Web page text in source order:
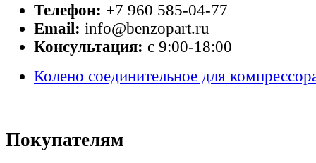
Телефон: +7 960 585-04-77
Email: info@benzopart.ru
Консультация: с 9:00-18:00
Колено соединительное для
Покупателям